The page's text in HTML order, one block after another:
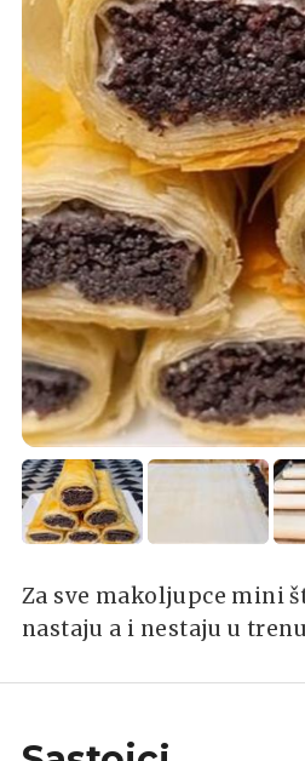
Za sve makoljupce mini
nastaju a i nestaju u